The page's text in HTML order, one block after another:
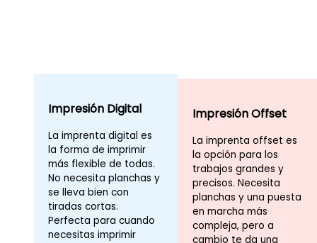
Impresión Digital
La imprenta digital es
la forma de imprimir
más flexible de todas.
No necesita planchas y
se lleva bien con
tiradas cortas.
Perfecta para cuando
necesitas imprimir
Impresión Offset
La imprenta offset es
la opción para los
trabajos grandes y
precisos. Necesita
planchas y una puesta
en marcha más
compleja, pero a
cambio te da una